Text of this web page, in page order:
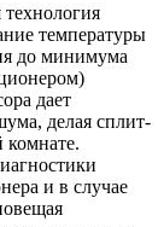
температуры
до минимума
дает
делая сплит-
комнате.
и в случае